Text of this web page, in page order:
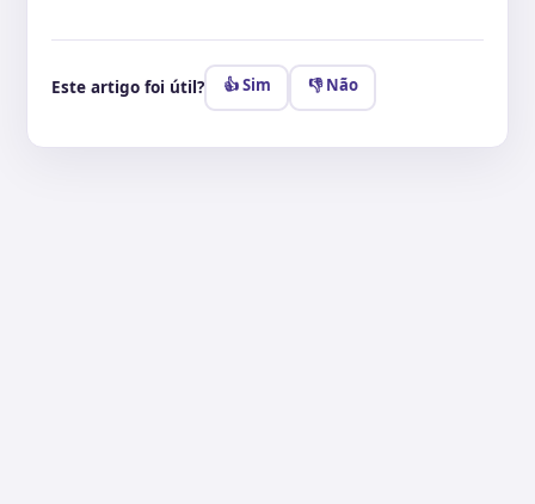
Este artigo foi útil? 👍 Sim 👎 Não